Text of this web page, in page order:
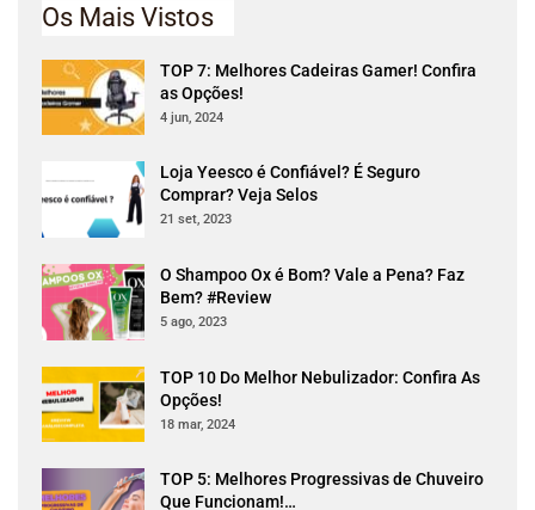
Os Mais Vistos
TOP 7: Melhores Cadeiras Gamer! Confira
as Opções!
4 jun, 2024
Loja Yeesco é Confiável? É Seguro
Comprar? Veja Selos
21 set, 2023
O Shampoo Ox é Bom? Vale a Pena? Faz
Bem? #Review
5 ago, 2023
TOP 10 Do Melhor Nebulizador: Confira As
Opções!
18 mar, 2024
TOP 5: Melhores Progressivas de Chuveiro
Que Funcionam!…